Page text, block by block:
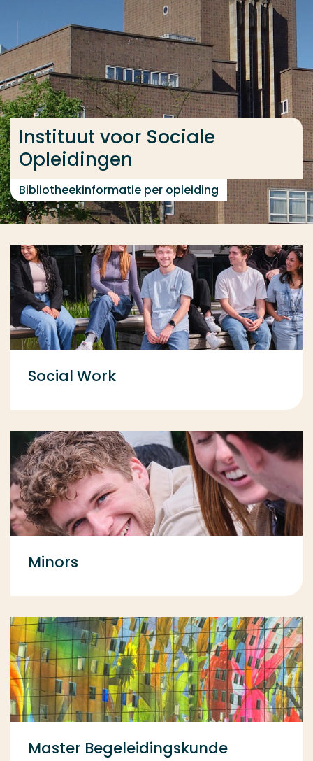
Ga direct naar de content
... > Instituut voor Sociale Opleidingen
Instituut voor Sociale
Opleidingen
Bibliotheekinformatie per opleiding
Social Work
Minors
Master Begeleidingskunde
Veel gezocht
Opleiding
Contact